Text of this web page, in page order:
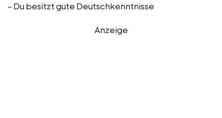
– Du besitzt gute Deutschkenntnisse
Anzeige